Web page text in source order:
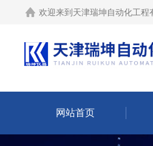
欢迎来到 天津瑞坤自动化工程
网站首页